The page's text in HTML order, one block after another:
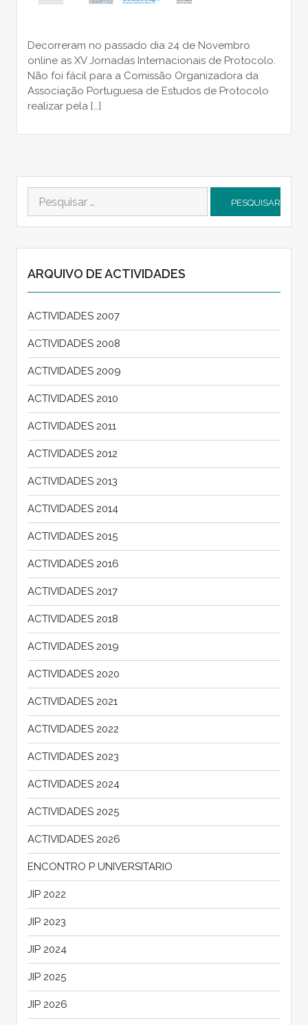
Decorreram no passado dia 24 de Novembro
online as XV Jornadas Internacionais de Protocolo.
Não foi fácil para a Comissão Organizadora da
Associação Portuguesa de Estudos de Protocolo
realizar pela […]
por:
ARQUIVO DE ACTIVIDADES
ACTIVIDADES 2007
ACTIVIDADES 2008
ACTIVIDADES 2009
ACTIVIDADES 2010
ACTIVIDADES 2011
ACTIVIDADES 2012
ACTIVIDADES 2013
ACTIVIDADES 2014
ACTIVIDADES 2015
ACTIVIDADES 2016
ACTIVIDADES 2017
ACTIVIDADES 2018
ACTIVIDADES 2019
ACTIVIDADES 2020
ACTIVIDADES 2021
ACTIVIDADES 2022
ACTIVIDADES 2023
ACTIVIDADES 2024
ACTIVIDADES 2025
ACTIVIDADES 2026
ENCONTRO P UNIVERSITARIO
JIP 2022
JIP 2023
JIP 2024
JIP 2025
JIP 2026